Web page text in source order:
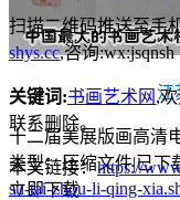
江
十二届美展版画高清
类型：压缩文件|已下
立即下载
扫描二维码推送至手
shys.cc,咨询:wx:jsqnsh
关键词:书画艺术网 ,
联系删除。
本文链接：https://
su-tai-zhou-li-qing-